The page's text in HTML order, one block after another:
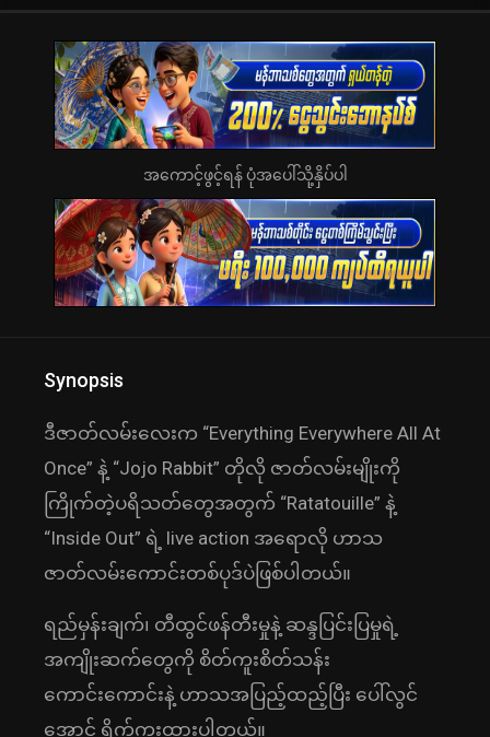
အကောင့်ဖွင့်ရန် ပုံအပေါ်သို့နှိပ်ပါ
Synopsis
ဒီဇာတ်လမ်းလေးက “Everything Everywhere All At
Once” နဲ့ “Jojo Rabbit” တိုလို ဇာတ်လမ်းမျိုးကို
ကြိုက်တဲ့ပရိသတ်တွေအတွက် “Ratatouille” နဲ့
“Inside Out” ရဲ့ live action အရောလို ဟာသ
ဇာတ်လမ်းကောင်းတစ်ပုဒ်ပဲဖြစ်ပါတယ်။
ရည်မှန်းချက်၊ တီထွင်ဖန်တီးမှုနဲ့ ဆန္ဒပြင်းပြမှုရဲ့
အကျိုးဆက်တွေကို စိတ်ကူးစိတ်သန်း
ကောင်းကောင်းနဲ့ ဟာသအပြည့်ထည့်ပြီး ပေါ်လွင်
အောင် ရိုက်ကူးထားပါတယ်။